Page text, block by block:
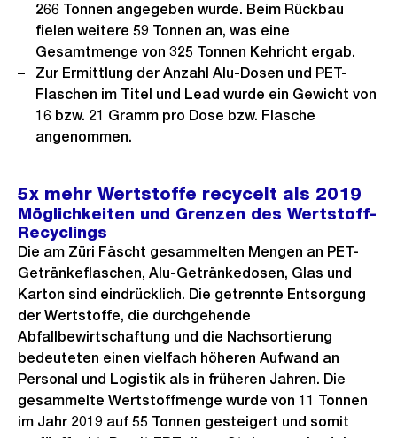
266 Tonnen angegeben wurde. Beim Rückbau
fielen weitere 59 Tonnen an, was eine
Gesamtmenge von 325 Tonnen Kehricht ergab.
Zur Ermittlung der Anzahl Alu-Dosen und PET-
Flaschen im Titel und Lead wurde ein Gewicht von
16 bzw. 21 Gramm pro Dose bzw. Flasche
angenommen.
5x mehr Wertstoffe recycelt als 2019
Möglichkeiten und Grenzen des Wertstoff-
Recyclings
Die am Züri Fäscht gesammelten Mengen an PET-
Getränkeflaschen, Alu-Getränkedosen, Glas und
Karton sind eindrücklich. Die getrennte Entsorgung
der Wertstoffe, die durchgehende
Abfallbewirtschaftung und die Nachsortierung
bedeuteten einen vielfach höheren Aufwand an
Personal und Logistik als in früheren Jahren. Die
gesammelte Wertstoffmenge wurde von 11 Tonnen
im Jahr 2019 auf 55 Tonnen gesteigert und somit